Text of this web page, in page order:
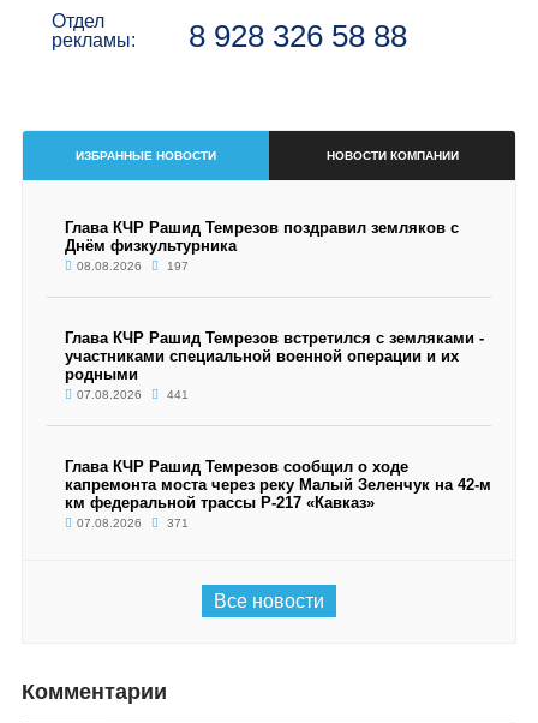
Отдел
рекламы:
8 928 326 58 88
ИЗБРАННЫЕ НОВОСТИ НОВОСТИ КОМПАНИИ
Глава КЧР Рашид Темрезов поздравил земляков с
Днём физкультурника
08.08.2026 197
Глава КЧР Рашид Темрезов встретился с земляками -
участниками специальной военной операции и их
родными
07.08.2026 441
Глава КЧР Рашид Темрезов сообщил о ходе
капремонта моста через реку Малый Зеленчук на 42-м
км федеральной трассы Р-217 «Кавказ»
07.08.2026 371
Все новости
Комментарии